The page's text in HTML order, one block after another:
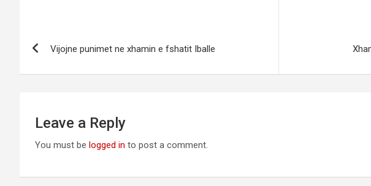
Vijojne punimet ne xhamin e fshatit Iballe
Leave a Reply
You must be logged in to post a comment.